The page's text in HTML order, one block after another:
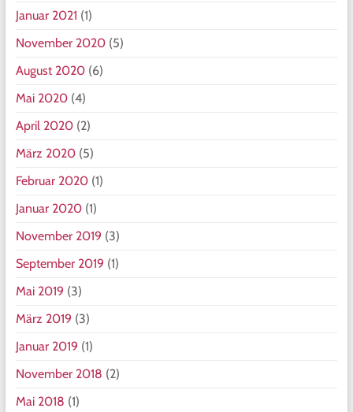
Januar 2021 (1)
November 2020(5)
August 2020(6)
Mai 2020(4)
April 2020(2)
März 2020(5)
Februar 2020(1)
Januar 2020(1)
November 2019 (3)
September 2019 (1)
Mai 2019 (3)
März 2019 (3)
Januar 2019 (1)
November 2018 (2)
Mai 2018 (1)